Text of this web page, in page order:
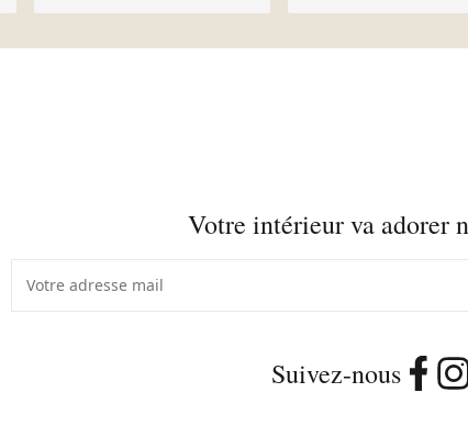
Votre intérieur va adorer
Suivez-nous